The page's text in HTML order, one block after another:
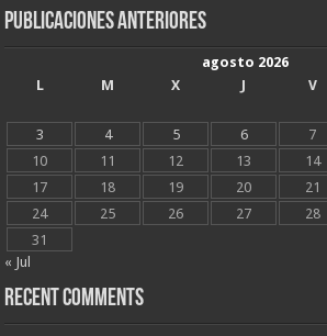
Publicaciones Anteriores
agosto 2026
L
M X J V
3
4 5 6 7
10
11 12 13 14
17
18 19 20 21
24
25 26 27 28
31
« Jul
Recent Comments